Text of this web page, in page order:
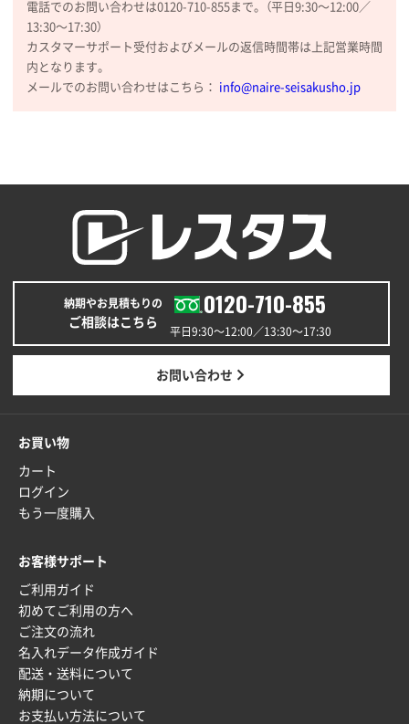
大阪府のお客様
厚手コットンマチ付トートL ナチュラル(A4対応)
200枚
2025年12月25日 13:33
以前の注文も含め価格と品質
青森県K社様
ワンポイントポリ袋 A4サイズ1000枚
2025年12月24日 13:22
安い
ワンポイント箔押し紙袋 M横サイズ(A4対応)100
2025年12月22日 03:31
神奈川県S社様
2025年12月16日 10:39
短納期対応が素晴らしい
富山県O社様
uni ジェットストリーム 07
2025年12月09日 14:04
安い、早い
電話でのお問い合わせは0120-710-855まで。（平日9:30〜12:00／
13:30〜17:30）
カスタマーサポート受付およびメールの返信時間帯は上記営業時間
内となります。
メールでのお問い合わせはこちら： info@naire-seisakusho.jp
納期やお見積もりの
ご相談はこちら
0120-710-855
平日9:30〜12:00／13:30〜17:30
お問い合わせ
お買い物
カート
ログイン
もう一度購入
お客様サポート
ご利用ガイド
初めてご利用の方へ
ご注文の流れ
名入れデータ作成ガイド
配送・送料について
納期について
お支払い方法について